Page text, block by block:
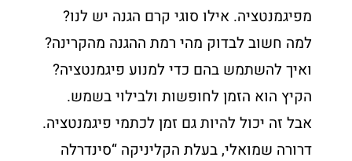
מפיגמנטציה. אילו סוגי קרם הגנה יש לנו?
למה חשוב לבדוק מהי רמת ההגנה מהקרינה?
ואיך להשתמש בהם כדי למנוע פיגמנטציה?
הקיץ הוא הזמן לחופשות ולבילוי בשמש.
אבל זה יכול להיות גם זמן לכתמי פיגמנטציה.
דרורה שמואלי, בעלת הקליניקה “סינדרלה